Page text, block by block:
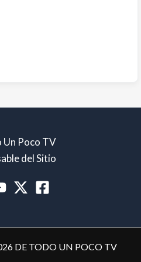
Un Poco TV
del Sitio
DE TODO UN POCO TV